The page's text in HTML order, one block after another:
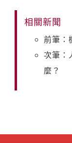
相關新聞
前筆：
次筆：
麼？